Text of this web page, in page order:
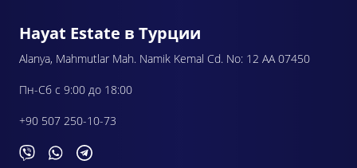
Hayat Estate в Турции
Alanya, Mahmutlar Mah. Namik Kemal Cd. No: 12 AA 07450
Пн-Сб с 9:00 до 18:00
+90 507 250-10-73